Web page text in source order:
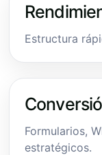
Estructura
Formularios,
estratégicos.